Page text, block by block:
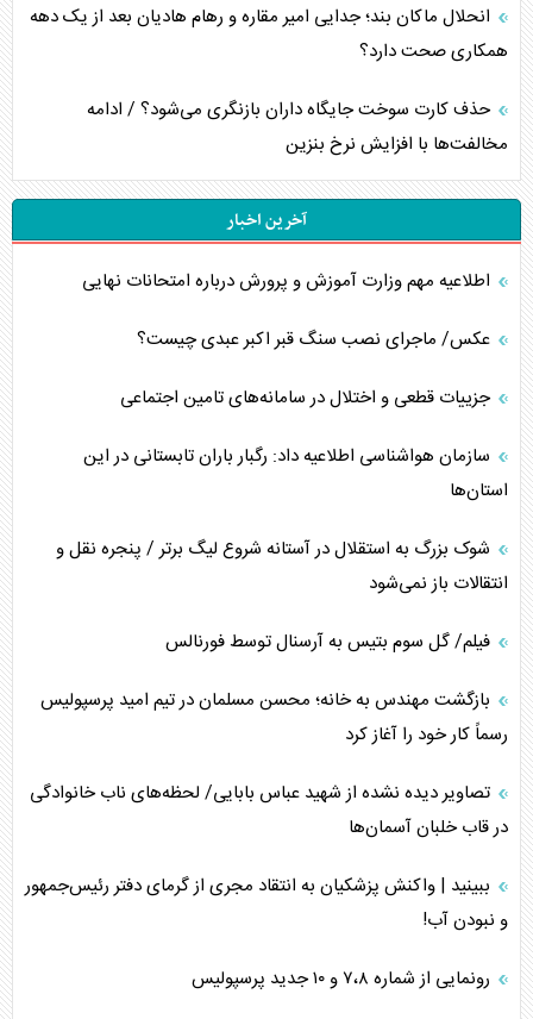
انحلال ماکان بند؛ جدایی امیر مقاره و رهام هادیان بعد از یک دهه
همکاری صحت دارد؟
حذف کارت سوخت جایگاه داران بازنگری می‌شود؟ / ادامه
مخالفت‌ها با افزایش نرخ بنزین
آخرین اخبار
اطلاعیه مهم وزارت آموزش و پرورش درباره امتحانات نهایی
عکس/ ماجرای نصب سنگ قبر اکبر عبدی چیست؟
جزییات قطعی و اختلال در سامانه‌های تامین اجتماعی
سازمان هواشناسی اطلاعیه داد: رگبار باران تابستانی در این
استان‌ها
شوک بزرگ به استقلال در آستانه شروع لیگ برتر / پنجره نقل و
انتقالات باز نمی‌شود
فیلم/ گل سوم بتیس به آرسنال توسط فورنالس
بازگشت مهندس به خانه؛ محسن مسلمان در تیم امید پرسپولیس
رسماً کار خود را آغاز کرد
تصاویر دیده نشده از شهید عباس بابایی/ لحظه‌های ناب خانوادگی
در قاب خلبان آسمان‌ها
ببینید | واکنش پزشکیان به انتقاد مجری از گرمای دفتر رئیس‌جمهور
و نبودن آب!
رونمایی از شماره ۷،۸ و ۱۰ جدید پرسپولیس